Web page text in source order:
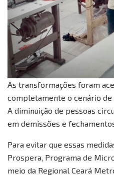
As transformações foram
completamente o cenário
A diminuição de pessoas
em demissões e
Para evitar que essas
Prospera, Programa de
meio da Regional Ceará